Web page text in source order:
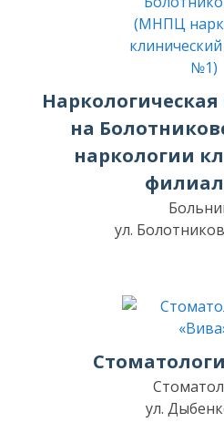
на
наркологии
ул.
ул.